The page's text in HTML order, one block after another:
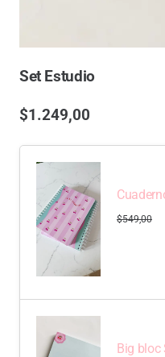
Set Estudio
$1.249,00
$549,00
Big bloc